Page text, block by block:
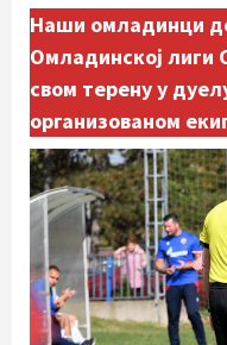
Наши омладинци
Омладинској лиги
свом терену у
организованом